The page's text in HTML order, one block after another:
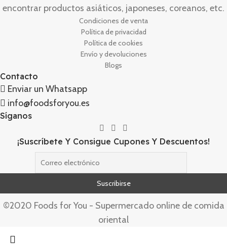
encontrar productos asiáticos, japoneses, coreanos, etc.
Condiciones de venta
Política de privacidad
Política de cookies
Envío y devoluciones
Blogs
Contacto
Enviar un Whatsapp
info@foodsforyou.es
Síganos
¡Suscríbete Y Consigue Cupones Y Descuentos!
©2020 Foods for You - Supermercado online de comida
oriental